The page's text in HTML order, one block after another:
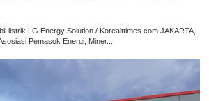
listrik LG Energy Solution / Koreaittimes.com JAKARTA,
Pemasok Energi, Miner...